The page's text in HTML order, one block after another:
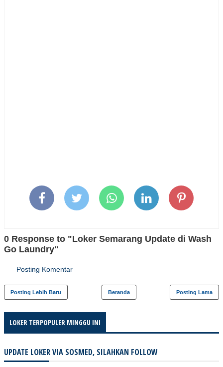
0 Response to "Loker Semarang Update di Wash
Go Laundry"
Posting Komentar
Posting Lebih Baru Posting Lama
Beranda
LOKER TERPOPULER MINGGU INI
UPDATE LOKER VIA SOSMED, SILAHKAN FOLLOW